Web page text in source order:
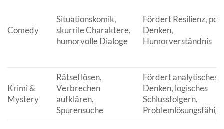
Comedy
Situationskomik,
skurrile Charaktere,
humorvolle Dialoge
Fördert Resilienz,
Denken,
Humorverständnis
Krimi &
Mystery
Rätsel lösen,
Verbrechen
aufklären,
Spurensuche
Fördert analytisches
Denken, logisches
Schlussfolgern,